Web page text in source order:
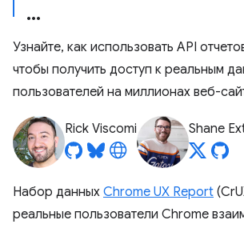
Узнайте, как использовать API
чтобы получить доступ к реальным
пользователей на миллионах веб-
Rick Viscomi Shane
Набор данных Chrome UX Report
реальные пользователи Chrome